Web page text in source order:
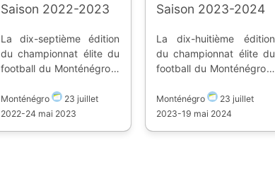
Saison 2022-2023
La dix-septième édition
du championnat élite du
football du Monténégro a
mai 2023. Dix équipes
s'affrontent pour la place
Monténégro
23 juillet
2022-24 mai 2023
Saison 2023-2024
La dix-huitième édition
du championnat élite du
football du Monténégro a
19 mai 2024. Dix équipes
s'affrontent pour la place
Monténégro
23 juillet
2023-19 mai 2024